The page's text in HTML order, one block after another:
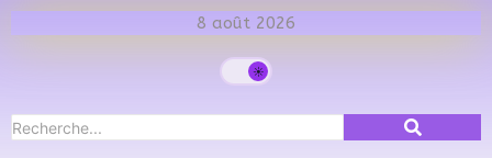
8 août 2026